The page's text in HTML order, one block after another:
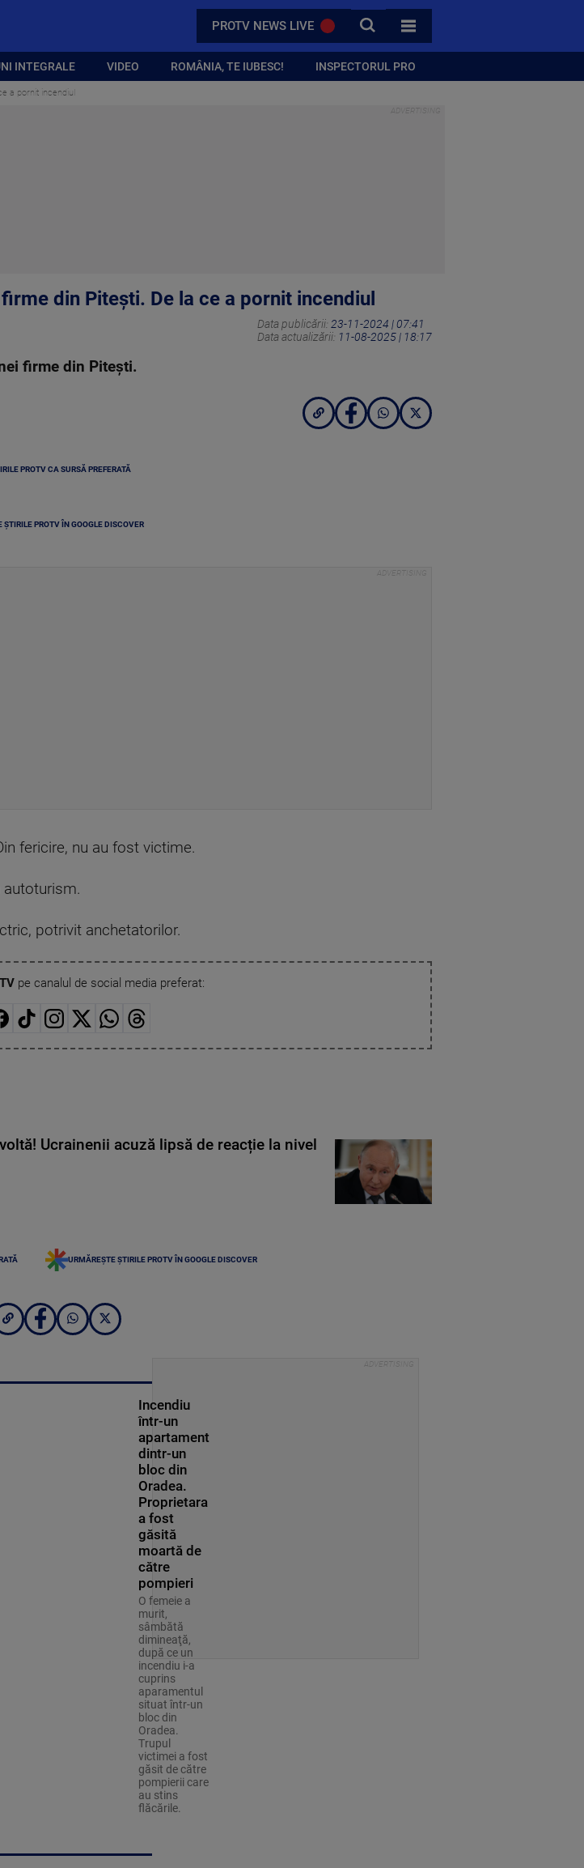
PROTV NEWS LIVE CAUTA
TOATE CATEGORIILE
INTEGRALE VIDEO ROMÂNIA, TE IUBESC! INSPECTORUL PRO
a pornit incendiul
din Pitești. De la ce a pornit incendiul
Data publicării: 23-11-2024 | 07:41
Data actualizării: 11-08-2025 | 18:17
firme din Pitești.
PROTV CA SURSĂ PREFERATĂ
ȘTIRILE PROTV ÎN GOOGLE DISCOVER
fericire, nu au fost victime.
autoturism.
potrivit anchetatorilor.
pe canalul de social media preferat:
Ucrainenii acuză lipsă de reacție la nivel
URMĂREȘTE ȘTIRILE PROTV ÎN GOOGLE DISCOVER
Incendiu
într-un
apartament
dintr-un
bloc din
Oradea.
Proprietara
a fost
găsită
moartă de
către
pompieri
O femeie a
murit,
sâmbătă
dimineaţă,
după ce un
incendiu i-a
cuprins
aparamentul
situat într-un
bloc din
Oradea.
Trupul
victimei a fost
găsit de către
pompierii care
au stins
flăcările.